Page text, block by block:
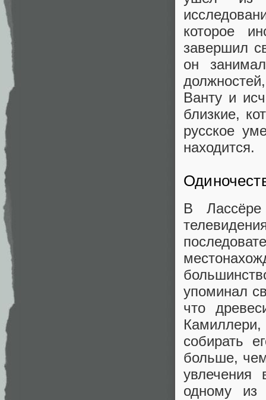
которое
завершил
он занимал
Ванту и
близкие,
русское
находится.
В
упоминал
что
собирать
больше,
увлечения
одному из